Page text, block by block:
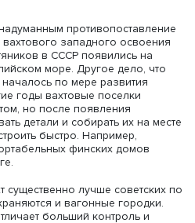
развитии Севера в
е гг. не соответствует
хотелось повозить по
тех, кто сегодня призывает
зоне, не совсем
при месторождении»
— отмечает автор.
ученые отмечали
находились на
при закрытых
и неблагоприятных